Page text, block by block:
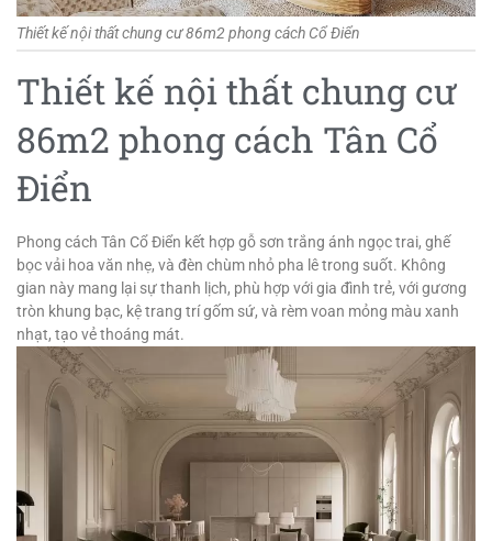
Thiết kế nội thất chung cư 86m2 phong cách Cổ Điển
Thiết kế nội thất chung cư
86m2 phong cách Tân Cổ
Điển
Phong cách Tân Cổ Điển kết hợp gỗ sơn trắng ánh ngọc trai, ghế
bọc vải hoa văn nhẹ, và đèn chùm nhỏ pha lê trong suốt. Không
gian này mang lại sự thanh lịch, phù hợp với gia đình trẻ, với gương
tròn khung bạc, kệ trang trí gốm sứ, và rèm voan mỏng màu xanh
nhạt, tạo vẻ thoáng mát.